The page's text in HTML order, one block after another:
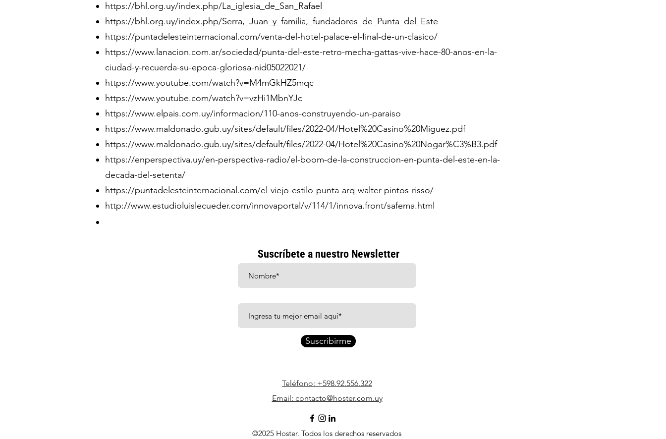
https://bhl.org.uy/index.php/La_iglesia_de_San_Rafael
https://bhl.org.uy/index.php/Serra,_Juan_y_familia,_fundadores_de_Punta_del_Este
https://puntadelesteinternacional.com/venta-del-hotel-palace-el-final-de-un-clasico/
https://www.lanacion.com.ar/sociedad/punta-del-este-retro-mecha-gattas-vive-hace-80-anos-en-la-
ciudad-y-recuerda-su-epoca-gloriosa-nid05022021/
https://www.youtube.com/watch?v=M4mGkHZ5mqc
https://www.youtube.com/watch?v=vzHi1MbnYJc
https://www.elpais.com.uy/informacion/110-anos-construyendo-un-paraiso
https://www.maldonado.gub.uy/sites/default/files/2022-04/Hotel%20Casino%20Miguez.pdf
https://www.maldonado.gub.uy/sites/default/files/2022-04/Hotel%20Casino%20Nogar%C3%B3.pdf
https://enperspectiva.uy/en-perspectiva-radio/el-boom-de-la-construccion-en-punta-del-este-en-la-
decada-del-setenta/
https://puntadelesteinternacional.com/el-viejo-estilo-punta-arq-walter-pintos-risso/
http://www.estudioluislecueder.com/innovaportal/v/114/1/innova.front/safema.html
Suscríbete a nuestro Newsletter
Suscribirme
Teléfono: +598.92.556.322
Email: contacto@hoster.com.uy
©2025 Hoster. Todos los derechos reservados